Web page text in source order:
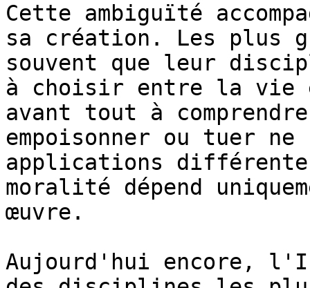
Cette ambiguïté
sa création. Les plus
souvent que leur
à choisir entre la vie
avant tout à
empoisonner ou tuer
applications
moralité dépend
œuvre.
Aujourd'hui encore,